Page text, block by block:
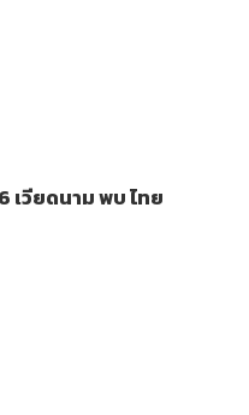
วียดนาม พบ ไทย